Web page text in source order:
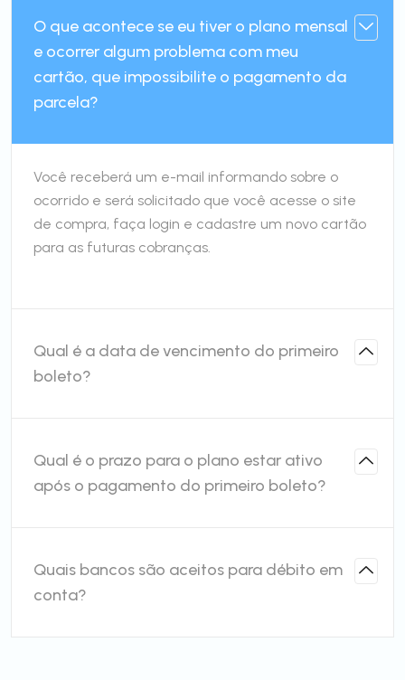
O que acontece se eu tiver o plano mensal
e ocorrer algum problema com meu
cartão, que impossibilite o pagamento da
parcela?
Você receberá um e-mail informando sobre o
ocorrido e será solicitado que você acesse o site
de compra, faça login e cadastre um novo cartão
para as futuras cobranças.
Qual é a data de vencimento do primeiro
boleto?
Qual é o prazo para o plano estar ativo
após o pagamento do primeiro boleto?
Quais bancos são aceitos para débito em
conta?